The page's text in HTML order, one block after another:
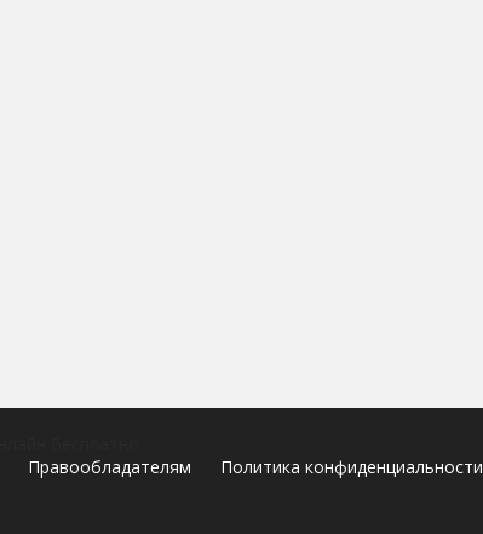
Правообладателям Политика конфиденциальности